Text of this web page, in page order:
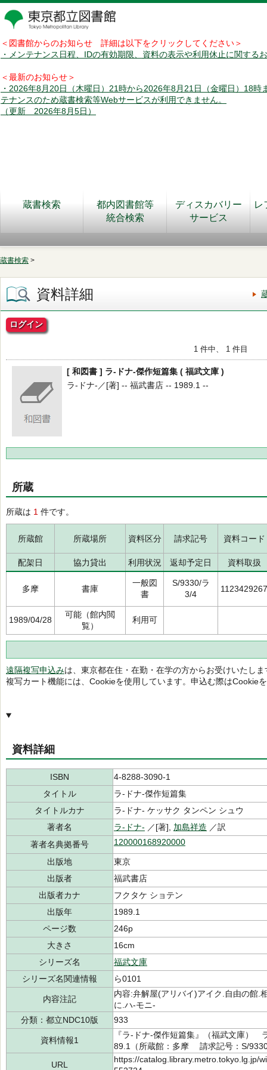
＜図書館からのお知らせ 詳細は以下をクリックしてください＞
・メンテナンス日程、IDの有効期限、資料の表示や利用休止に関する
＜最新のお知らせ＞
・2026年8月20日（木曜日）21時から2026年8月21日（金曜日）18時
テナンスのため蔵書検索等Webサービスが利用できません。
（更新 2026年8月5日）
蔵書検索
都内図書館等
統合検索
ディスカバリー
サービス
レ
蔵書検索 >
資料詳細
ログイン
1 件中、 1 件目
[ 和図書 ] ラ-ドナ-傑作短篇集 ( 福武文庫 )
ラ-ドナ-／[著] -- 福武書店 -- 1989.1 --
所蔵
所蔵は 1 件です。
所蔵館 所蔵場所 資料区分 請求記号 資料コード
配架日 協力貸出 利用状況 返却予定日 資料取扱
多摩 書庫
一般図
書
S/9330/ラ
3/4
1123429267
1989/04/28
可能（館内閲
覧）
利用可
遠隔複写申込みは、東京都在住・在勤・在学の方からお受けいたしま
複写カート機能には、Cookieを使用しています。申込む際はCookie
資料詳細
ISBN
4-8288-3090-1
タイトル
ラ-ドナ-傑作短篇集
タイトルカナ
ラ-ドナ- ケッサク タンペン シュウ
著者名
ラ-ドナ- ／[著], 加島祥造 ／訳
著者名典拠番号
120000168920000
出版地
東京
出版者
福武書店
出版者カナ
フクタケ ショテン
出版年
1989.1
ページ数
246p
大きさ
16cm
シリーズ名
福武文庫
シリーズ名関連情報
ら0101
内容注記
内容:弁解屋(アリバイ)アイク.自由の館.
に.ハ-モニ-
分類：都立NDC10版
933
資料情報1
『ラ-ドナ-傑作短篇集』（福武文庫
89.1（所蔵館：多摩 請求記号：S/
URL
https://catalog.library.metro.tokyo.lg.jp/